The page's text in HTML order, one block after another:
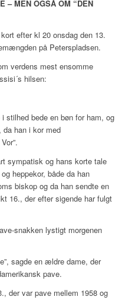
– MEN OGSÅ OM “DEN
efter kl 20 onsdag den 13.
på Peterspladsen.
verdens mest ensomme
hilsen:
stilhed bede en bøn for ham, og
da han i kor med
sympatisk og hans korte tale
heppekor, både da han
biskop og da han sendte en
16., der efter sigende har fulgt
snakken lystigt morgenen
sagde en ældre dame, der
pave.
der var pave mellem 1958 og